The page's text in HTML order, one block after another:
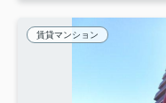
賃貸マンション